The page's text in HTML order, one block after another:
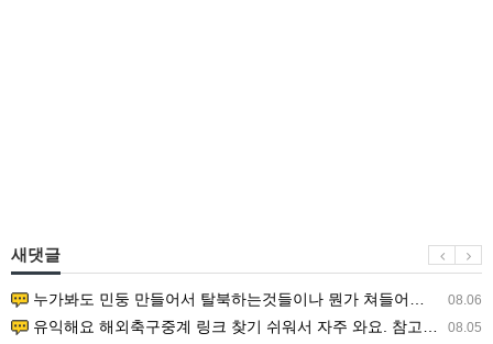
새댓글
08.06
누가봐도 민둥 만들어서 탈북하는것들이나 뭔가 쳐들어오는 낌새를 미리 알아차리기 위함이지 저걸 전쟁준비라고 하…
08.05
유익해요 해외축구중계 링크 찾기 쉬워서 자주 와요. 참고로 무료스포츠중계 정보 확인할 때 출처 꼭 체크해요.…